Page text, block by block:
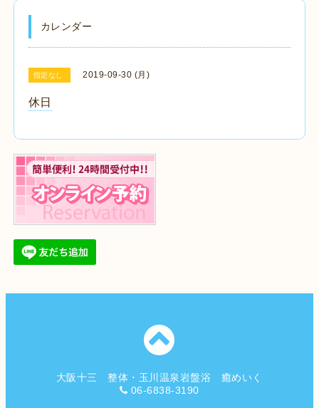
カレンダー
指定なし 2019-09-30 (月)
休日
大阪十三 整体・玉川温泉岩盤浴 癒めいく
06-6838-3190